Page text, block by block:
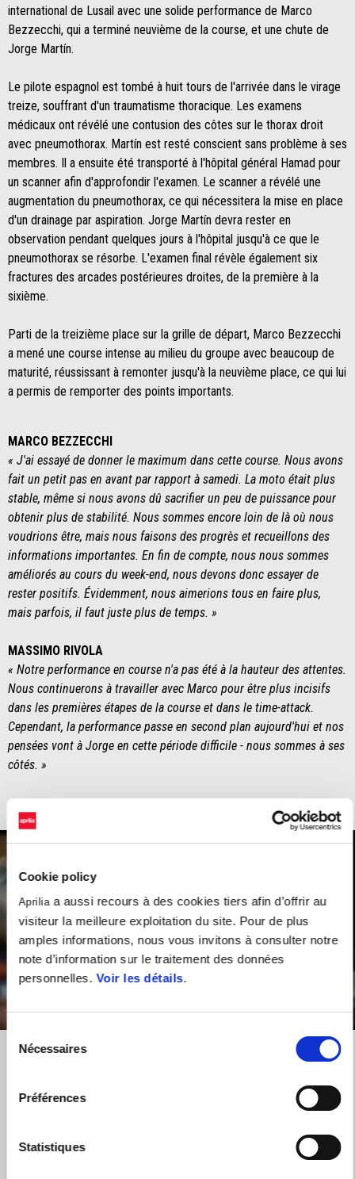
Cookie policy
Aprilia a aussi recours à des cookies tiers afin d’offrir au
visiteur la meilleure exploitation du site. Pour de plus
amples informations, nous vous invitons à consulter notre
note d’information sur le traitement des données
personnelles. Voir les détails.
Sélection
Nécessaires
Préférences
Statistiques
international de Lusail avec une solide performance de Marco
Bezzecchi, qui a terminé neuvième de la course, et une chute de
Jorge Martín.
Le pilote espagnol est tombé à huit tours de l'arrivée dans le virage
treize, souffrant d'un traumatisme thoracique. Les examens
médicaux ont révélé une contusion des côtes sur le thorax droit
avec pneumothorax. Martín est resté conscient sans problème à ses
membres. Il a ensuite été transporté à l'hôpital général Hamad pour
un scanner afin d'approfondir l'examen. Le scanner a révélé une
augmentation du pneumothorax, ce qui nécessitera la mise en place
d'un drainage par aspiration. Jorge Martín devra rester en
observation pendant quelques jours à l'hôpital jusqu'à ce que le
pneumothorax se résorbe. L'examen final révèle également six
fractures des arcades postérieures droites, de la première à la
sixième.
Parti de la treizième place sur la grille de départ, Marco Bezzecchi
a mené une course intense au milieu du groupe avec beaucoup de
maturité, réussissant à remonter jusqu'à la neuvième place, ce qui lui
a permis de remporter des points importants.
MARCO BEZZECCHI
« J'ai essayé de donner le maximum dans cette course. Nous avons
fait un petit pas en avant par rapport à samedi. La moto était plus
stable, même si nous avons dû sacrifier un peu de puissance pour
obtenir plus de stabilité. Nous sommes encore loin de là où nous
voudrions être, mais nous faisons des progrès et recueillons des
informations importantes. En fin de compte, nous nous sommes
améliorés au cours du week-end, nous devons donc essayer de
rester positifs. Évidemment, nous aimerions tous en faire plus,
mais parfois, il faut juste plus de temps. »
MASSIMO RIVOLA
« Notre performance en course n'a pas été à la hauteur des attentes.
Nous continuerons à travailler avec Marco pour être plus incisifs
dans les premières étapes de la course et dans le time-attack.
Cependant, la performance passe en second plan aujourd'hui et nos
pensées vont à Jorge en cette période difficile - nous sommes à ses
côtés. »
0
1
2
3
Item
Item
Samedi 12 avril 2025
international de Lusail avec la neuvième place de Marco Bezzecchi.